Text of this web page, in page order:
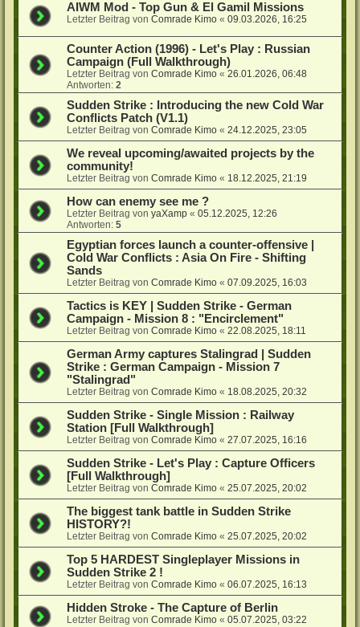
AIWM Mod - Top Gun & El Gamil Missions
Letzter Beitrag vonComrade Kimo «09.03.2026, 16:25
Counter Action (1996) - Let's Play : Russian
Campaign (Full Walkthrough)
Letzter Beitrag vonComrade Kimo «26.01.2026, 06:48
Antworten:2
Sudden Strike : Introducing the new Cold War
Conflicts Patch (V1.1)
Letzter Beitrag vonComrade Kimo «24.12.2025, 23:05
We reveal upcoming/awaited projects by the
community!
Letzter Beitrag vonComrade Kimo « 18.12.2025, 21:19
How can enemy see me ?
Letzter Beitrag vonyaXamp «05.12.2025, 12:26
Antworten:5
Egyptian forces launch a counter-offensive |
Cold War Conflicts : Asia On Fire - Shifting
Sands
Letzter Beitrag vonComrade Kimo «07.09.2025, 16:03
Tactics is KEY | Sudden Strike - German
Campaign - Mission 8 : "Encirclement"
Letzter Beitrag vonComrade Kimo «22.08.2025, 18:11
German Army captures Stalingrad | Sudden
Strike : German Campaign - Mission 7
"Stalingrad"
Letzter Beitrag vonComrade Kimo « 18.08.2025, 20:32
Sudden Strike - Single Mission : Railway
Station [Full Walkthrough]
Letzter Beitrag vonComrade Kimo «27.07.2025, 16:16
Sudden Strike - Let's Play : Capture Officers
[Full Walkthrough]
Letzter Beitrag vonComrade Kimo «25.07.2025, 20:02
The biggest tank battle in Sudden Strike
HISTORY?!
Letzter Beitrag vonComrade Kimo «25.07.2025, 20:02
Top 5 HARDEST Singleplayer Missions in
Sudden Strike 2 !
Letzter Beitrag vonComrade Kimo «06.07.2025, 16:13
Hidden Stroke - The Capture of Berlin
Letzter Beitrag vonComrade Kimo «05.07.2025, 03:22